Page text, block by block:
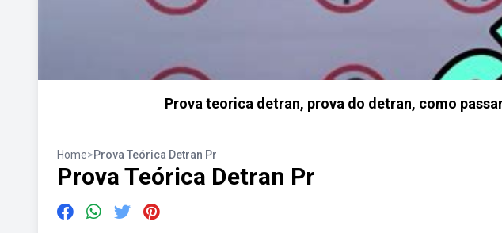
Prova teorica detran, prova do detran, como
Home>Prova Teórica Detran Pr
Prova Teórica Detran Pr